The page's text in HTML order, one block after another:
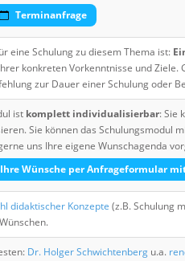
Terminanfrage
eine Schulung zu diesem Thema ist:
konkreten Vorkenntnisse und Ziele.
zur Dauer einer Schulung oder
ist komplett individualisierbar: Sie
Sie können das Schulungsmodul
uns Ihre eigene Wunschagenda
Wünsche per Anfrageformular
didaktischer Konzepte (z.B. Schulung
Dr. Holger Schwichtenberg u.a.